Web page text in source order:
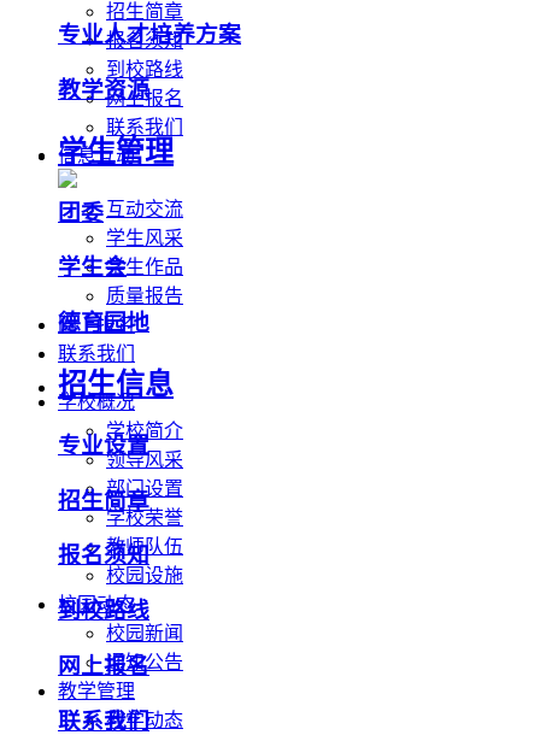
招生简章
报名须知
到校路线
网上报名
联系我们
信息互动
互动交流
学生风采
学生作品
质量报告
网上报名
联系我们
学校概况
学校简介
领导风采
部门设置
学校荣誉
教师队伍
校园设施
校园动态
校园新闻
通知公告
教学管理
教学动态
专业人才培养方案
教学资源
学生管理
团委
学生会
德育园地
招生信息
专业设置
招生简章
报名须知
到校路线
网上报名
联系我们